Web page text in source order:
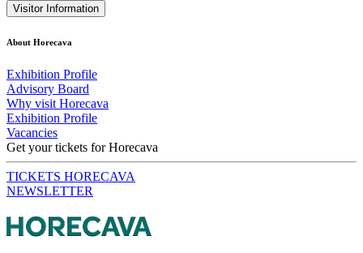
Visitor Information
About Horecava
Exhibition Profile
Advisory Board
Why visit Horecava
Exhibition Profile
Vacancies
Get your tickets for Horecava
TICKETS HORECAVA
NEWSLETTER